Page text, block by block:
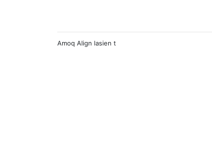
Amoq Align lasien t